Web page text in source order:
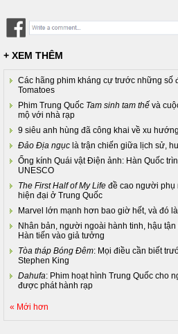
+ XEM THÊM
Các hãng phim kháng cự trước những số
Tomatoes
Phim Trung Quốc Tam sinh tam thế và
mộ với nhà rạp
9 siêu anh hùng đã công khai về xu
Đảo Địa ngục là trận chiến giữa lịch sử,
Ống kính Quái vật Điện ảnh: Hàn Quốc
UNESCO
The First Half of My Life đề cao người phụ
hiện đại ở Trung Quốc
Marvel lớn mạnh hơn bao giờ hết, và đó
Nhân bản, người ngoài hành tinh, hậu
Hàn tiến vào giả tưởng
Tòa tháp Bóng Đêm: Mọi điều cần biết
Stephen King
Dahufa: Phim hoạt hình Trung Quốc cho
được phát hành rạp
« Mới hơn